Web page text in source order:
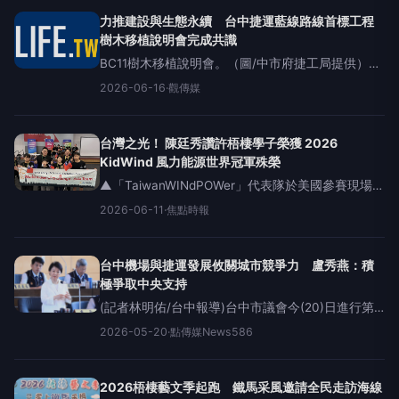
（丙午年）會員大
力推建設與生態永續 台中捷運藍線路線首標工程
樹木移植說明會完成共識
BC11樹木移植說明會。（圖/中市府捷工局提供）
（觀傳媒中彰投新聞）【記者廖妙茜/台中報導】為
工程局於梧棲區中正、文化
2026-06-16·觀傳媒
台灣之光！ 陳廷秀讚許梧棲學子榮獲 2026
KidWind 風力能源世界冠軍殊榮
▲「TaiwanWINdPOWer」代表隊於美國參賽現場合
影。（圖／洪偉清教授提供）【焦點時報／記者游
中梧棲學子在世界舞台寫下輝煌新頁！由國
2026-06-11 ·焦點時報
台中機場與捷運發展攸關城市競爭力 盧秀燕：積
極爭取中央支持
(記者林明佑/台中報導)台中市議會今(20)日進行第4
屆第7次定期會總質詢，市議員陳廷秀關心台中國際
只停留在興建階段，更需完善配套與整體規劃
2026-05-20·點傳媒News586
2026梧棲藝文季起跑 鐵馬采風邀請全民走訪海線